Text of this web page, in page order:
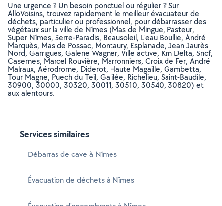
Une urgence ? Un besoin ponctuel ou régulier ? Sur
AlloVoisins, trouvez rapidement le meilleur évacuateur de
déchets, particulier ou professionnel, pour débarrasser des
végétaux sur la ville de Nîmes (Mas de Mingue, Pasteur,
Super Nîmes, Serre-Paradis, Beausoleil, L'eau Boullie, André
Marquès, Mas de Possac, Montaury, Esplanade, Jean Jaurès
Nord, Garrigues, Galerie Wagner, Ville active, Km Delta, Sncf,
Casernes, Marcel Rouvière, Marronniers, Croix de Fer, André
Malraux, Aérodrome, Diderot, Haute Magaille, Gambetta,
Tour Magne, Puech du Teil, Galilée, Richelieu, Saint-Baudile,
30900, 30000, 30320, 30011, 30510, 30540, 30820) et
aux alentours.
Services similaires
Débarras de cave à Nîmes
Évacuation de déchets à Nîmes